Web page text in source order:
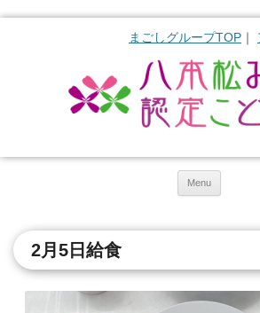
まごしグループTOP
Menu
2月5日給食